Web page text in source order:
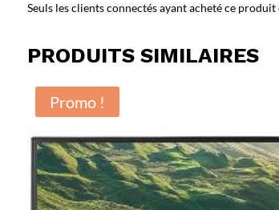
Seuls les clients connectés ayant acheté ce
PRODUITS SIMILAIRES
Promo !